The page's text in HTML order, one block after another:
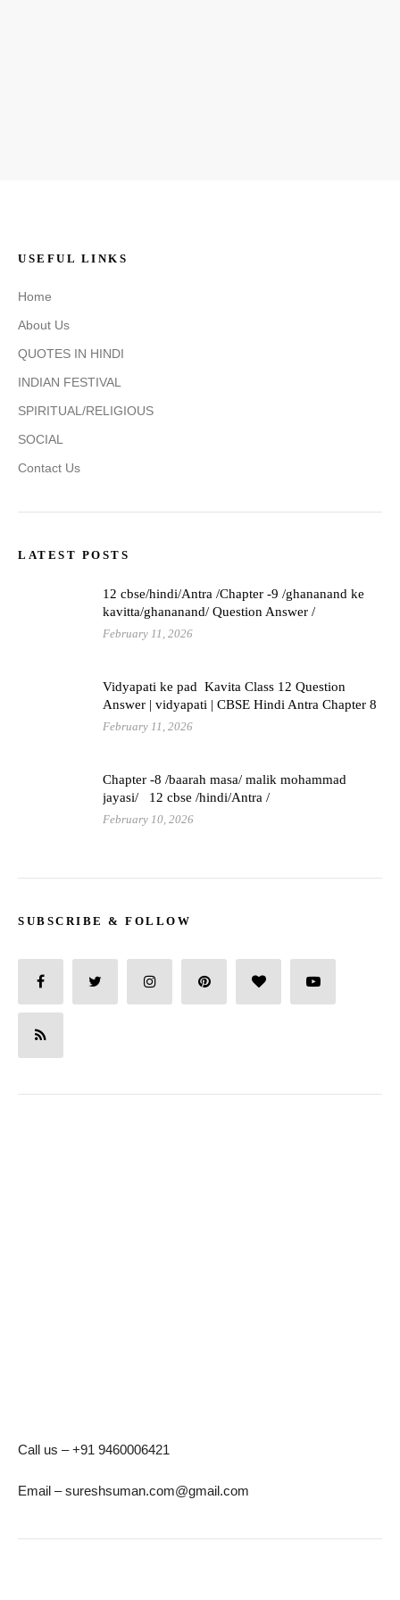
USEFUL LINKS
Home
About Us
QUOTES IN HINDI
INDIAN FESTIVAL
SPIRITUAL/RELIGIOUS
SOCIAL
Contact Us
LATEST POSTS
12 cbse/hindi/Antra /Chapter -9 /ghananand ke
kavitta/ghananand/ Question Answer /
February 11, 2026
Vidyapati ke pad Kavita Class 12 Question
Answer | vidyapati | CBSE Hindi Antra Chapter 8
February 11, 2026
Chapter -8 /baarah masa/ malik mohammad
jayasi/ 12 cbse /hindi/Antra /
February 10, 2026
SUBSCRIBE & FOLLOW
Call us – +91 9460006421
Email – sureshsuman.com@gmail.com